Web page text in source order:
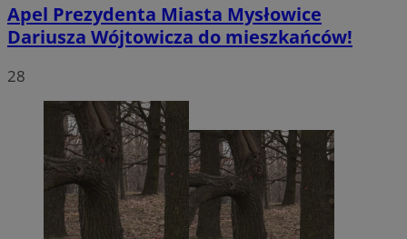
Apel Prezydenta Miasta Mysłowice
Dariusza Wójtowicza do mieszkańców!
28